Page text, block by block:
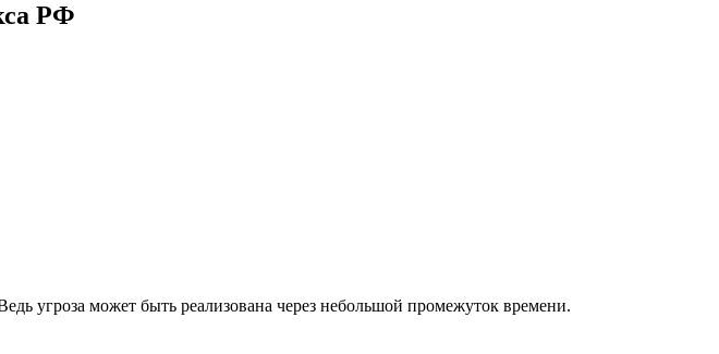
РФ
угроза может быть реализована через небольшой промежуток времени.